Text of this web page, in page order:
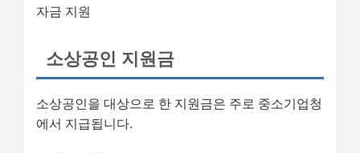
자금 지원
소상공인 지원금
소상공인을 대상으로 한 지원금은 주로 중소기업청
에서 지급됩니다.